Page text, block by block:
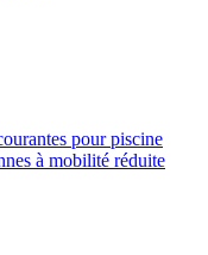
pour piscine
à mobilité réduite